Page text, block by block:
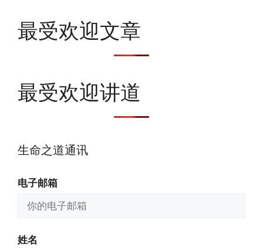
最受欢迎文章
最受欢迎讲道
生命之道通讯
电子邮箱
姓名